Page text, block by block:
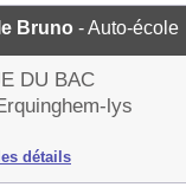
Bruno - Auto-école
DU BAC
lys
détails